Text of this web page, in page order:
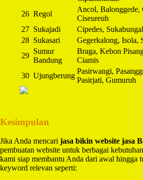
26 Regol
Ancol, Balonggede,
Ciseureuh
27 Sukajadi
Cipedes,
28 Sukasari
Gegerkalong, Isola,
29
Sumur
Bandung
Braga, Kebon
Ciamis
30 Ujungberung
Pasirwangi,
Pasirjati, Gumuruh
Kesimpulan
Jika Anda mencari jasa bikin website jasa
pembuatan website untuk berbagai
kami siap membantu Anda dari awal hingga
keyword relevan seperti: